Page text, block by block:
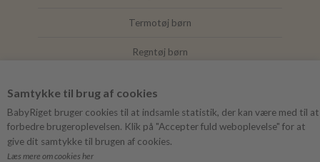
Samtykke til brug af cookies
BabyRiget bruger cookies til at indsamle statistik, der kan være med til at
forbedre brugeroplevelsen. Klik på "Accepter fuld weboplevelse" for at
give dit samtykke til brugen af cookies.
Læs mere om cookies her
Termotøj børn
Regntøj børn
Mushie